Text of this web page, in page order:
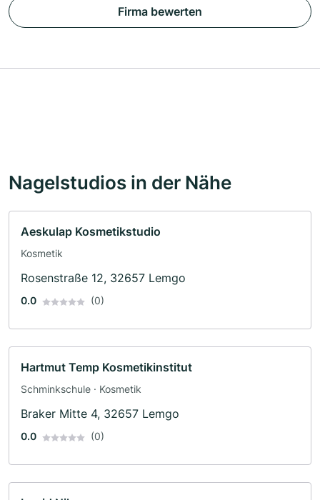
Firma bewerten
Nagelstudios in der Nähe
Aeskulap Kosmetikstudio
Kosmetik
Rosenstraße 12, 32657 Lemgo
0.0 (0)
Hartmut Temp Kosmetikinstitut
Schminkschule · Kosmetik
Braker Mitte 4, 32657 Lemgo
0.0 (0)